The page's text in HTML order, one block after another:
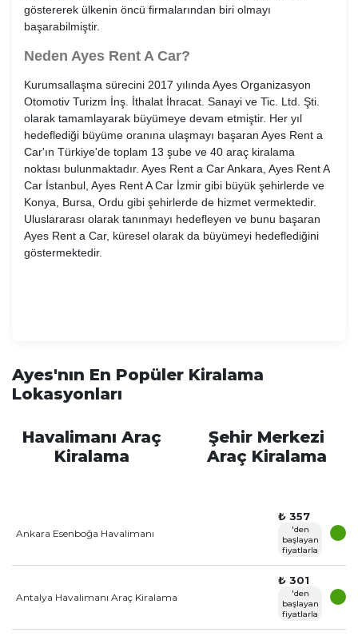
göstererek ülkenin öncü firmalarından biri olmayı
başarabilmiştir.
Neden Ayes Rent A Car?
Kurumsallaşma sürecini 2017 yılında Ayes Organizasyon
Otomotiv Turizm İnş. İthalat İhracat. Sanayi ve Tic. Ltd. Şti.
olarak tamamlayarak büyümeye devam etmiştir. Her yıl
hedeflediği büyüme oranına ulaşmayı başaran Ayes Rent a
Car'ın Türkiye'de toplam 13 şube ve 40 araç kiralama
noktası bulunmaktadır. Ayes Rent a Car Ankara, Ayes Rent A
Car İstanbul, Ayes Rent A Car İzmir gibi büyük şehirlerde ve
Konya, Bursa, Ordu gibi şehirlerde de hizmet vermektedir.
Uluslararası olarak tanınmayı hedefleyen ve bunu başaran
Ayes Rent a Car, küresel olarak da büyümeyi hedeflediğini
göstermektedir.
Ayes'nın En Popüler Kiralama
Lokasyonları
Havalimanı Araç
Kiralama
Şehir Merkezi
Araç Kiralama
Ankara Esenboğa Havalimanı
₺ 357
'den
başlayan
fiyatlarla
Antalya Havalimanı Araç Kiralama
₺ 301
'den
başlayan
fiyatlarla